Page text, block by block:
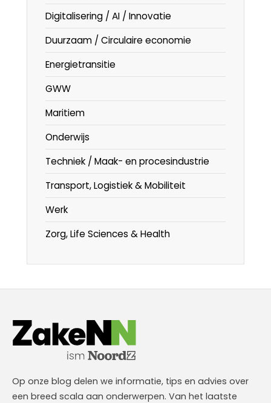
Digitalisering / AI / Innovatie
Duurzaam / Circulaire economie
Energietransitie
GWW
Maritiem
Onderwijs
Techniek / Maak- en procesindustrie
Transport, Logistiek & Mobiliteit
Werk
Zorg, Life Sciences & Health
Op onze blog delen we informatie, tips en advies over
een breed scala aan onderwerpen. Van het laatste